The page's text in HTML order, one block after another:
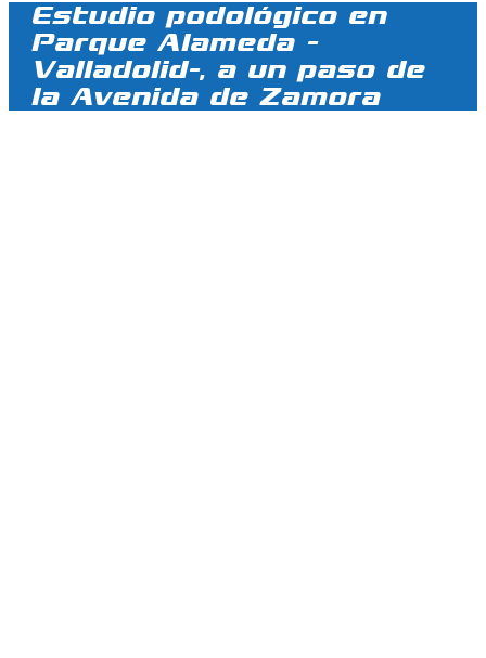
Estudio podológico en
Parque Alameda -
Valladolid-, a un paso de
la Avenida de Zamora